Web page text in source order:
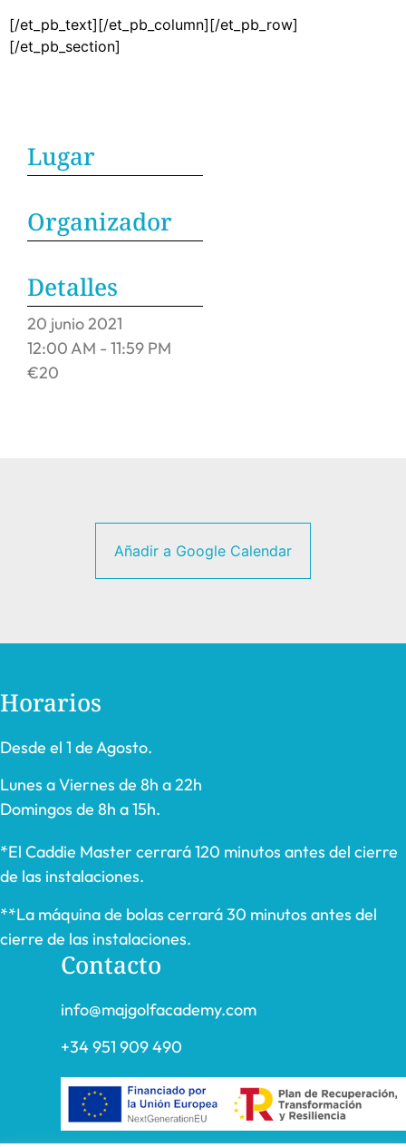
[/et_pb_text][/et_pb_column][/et_pb_row]
[/et_pb_section]
Lugar
Organizador
Detalles
20 junio2021
12:00 AM - 11:59 PM
€20
Añadir a Google Calendar
Horarios
Desde el 1 de Agosto.
Lunes a Viernes de 8h a 22h
Domingos de 8h a 15h.
*El Caddie Master cerrará 120 minutos antes del cierre
de las instalaciones.
**La máquina de bolas cerrará 30 minutos antes del
cierre de las instalaciones.
Contacto
info@majgolfacademy.com
+34 951 909 490